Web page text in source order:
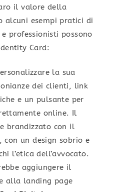
il valore della
alcuni esempi pratici di
professionisti possono
Card:
la sua
dei clienti, link
e un pulsante per
online. Il
brandizzato con il
un design sobrio e
l’etica dell’avvocato.
aggiungere il
alla landing page